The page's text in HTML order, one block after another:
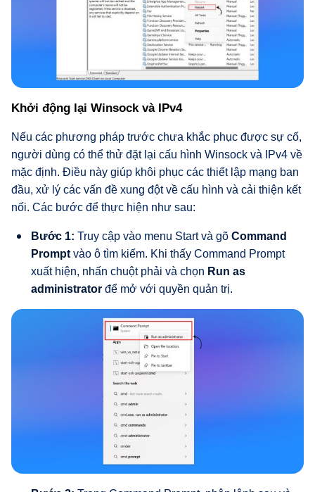
Khởi động lại Winsock và IPv4
Nếu các phương pháp trước chưa khắc phục được sự cố,
người dùng có thể thử đặt lại cấu hình Winsock và IPv4 về
mặc định. Điều này giúp khôi phục các thiết lập mạng ban
đầu, xử lý các vấn đề xung đột về cấu hình và cải thiện kết
nối. Các bước để thực hiện như sau:
Bước 1: Truy cập vào menu Start và gõ Command
Prompt vào ô tìm kiếm. Khi thấy Command Prompt
xuất hiện, nhấn chuột phải và chọn Run as
administrator để mở với quyền quản trị.